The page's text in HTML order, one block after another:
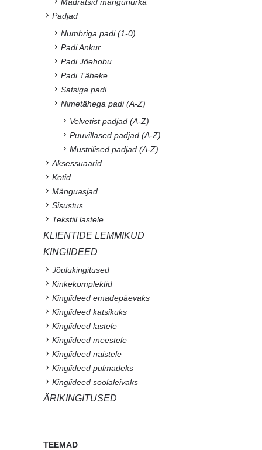
Padjad
Numbriga padi (1-0)
Padi Ankur
Padi Jõehobu
Padi Täheke
Satsiga padi
Nimetähega padi (A-Z)
Velvetist padjad (A-Z)
Puuvillased padjad (A-Z)
Mustrilised padjad (A-Z)
Aksessuaarid
Kotid
Mänguasjad
Sisustus
Tekstiil lastele
KLIENTIDE LEMMIKUD
KINGIIDEED
Jõulukingitused
Kinkekomplektid
Kingiideed emadepäevaks
Kingiideed katsikuks
Kingiideed lastele
Kingiideed meestele
Kingiideed naistele
Kingiideed pulmadeks
Kingiideed soolaleivaks
ÄRIKINGITUSED
TEEMAD